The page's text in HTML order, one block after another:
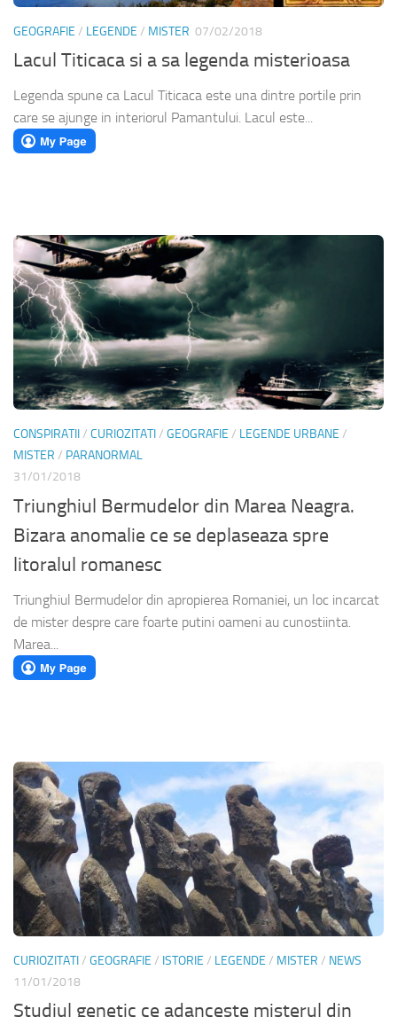
GEOGRAFIE / LEGENDE / MISTER 07/02/2018
Lacul Titicaca si a sa legenda misterioasa
Legenda spune ca Lacul Titicaca este una dintre portile prin
care se ajunge in interiorul Pamantului. Lacul este...
CONSPIRATII/ CURIOZITATI/ GEOGRAFIE / LEGENDE URBANE /
MISTER / PARANORMAL
31/01/2018
Triunghiul Bermudelor din Marea Neagra.
Bizara anomalie ce se deplaseaza spre
litoralul romanesc
Triunghiul Bermudelor din apropierea Romaniei, un loc incarcat
de mister despre care foarte putini oameni au cunostiinta.
Marea...
CURIOZITATI/ GEOGRAFIE / ISTORIE / LEGENDE / MISTER / NEWS
11/01/2018
Studiul genetic ce adanceste misterul din